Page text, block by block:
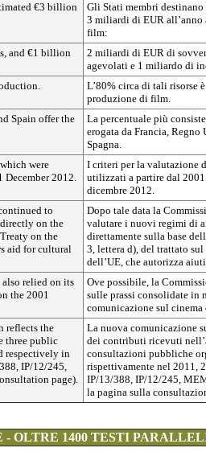
€3 billion
Gli Stati membri
3 miliardi di EUR all’anno
film:
and €1 billion
2 miliardi di EUR di
agevolati e 1 miliardo di
L’80% circa di tali risorse
produzione di film.
Spain offer the
La percentuale più
erogata da Francia,
Spagna.
were
December 2012.
I criteri per la valutazione
utilizzati a partire dal
dicembre 2012.
to
directly on the
on the
aid for cultural
Dopo tale data la
valutare i nuovi regimi di
direttamente sulla base
3, lettera d), del trattato
dell’UE, che autorizza
relied on its
the 2001
Ove possibile, la
sulle prassi consolidate in
comunicazione sul cinema
reflects the
three public
respectively in
IP/12/245,
page).
La nuova comunicazione
dei contributi ricevuti
consultazioni pubbliche
rispettivamente nel 2011,
IP/13/388, IP/12/245,
la pagina sulla
- OLTRE 1400 TESTI